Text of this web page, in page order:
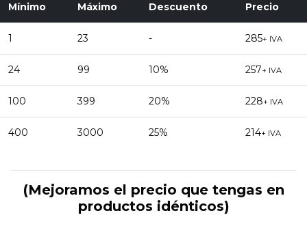
Mínimo Máximo Descuento Precio
1 23 - 285+ IVA
24 99 10% 257+ IVA
100 399 20% 228+ IVA
400 3000 25% 214+ IVA
(Mejoramos el precio que tengas en
productos idénticos)